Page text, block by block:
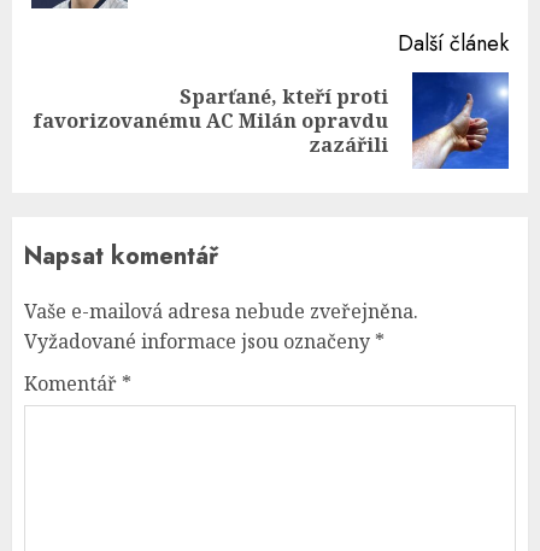
Další článek
Next
Sparťané, kteří proti
favorizovanému AC Milán opravdu
zazářili
Napsat komentář
Vaše e-mailová adresa nebude zveřejněna.
Vyžadované informace jsou označeny *
Komentář *